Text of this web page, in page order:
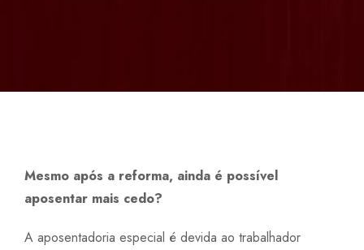
BENEFÍCIOS POR INCAPACIDADE TEMPORÁRIA E
PERMANENTE
PENSÃO POR MORTE
Mesmo após a reforma, ainda é possível
aposentar mais cedo?
A aposentadoria especial é devida ao trabalhador